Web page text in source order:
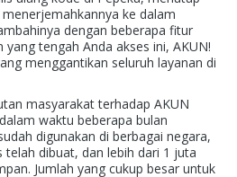
ke dalam
dengan beberapa fitur
yang tengah Anda akses ini, AKUN!
menggantikan seluruh layanan di
masyarakat terhadap AKUN
waktu beberapa bulan
digunakan di berbagai negara,
telah dibuat, dan lebih dari 1 juta
Jumlah yang cukup besar untuk